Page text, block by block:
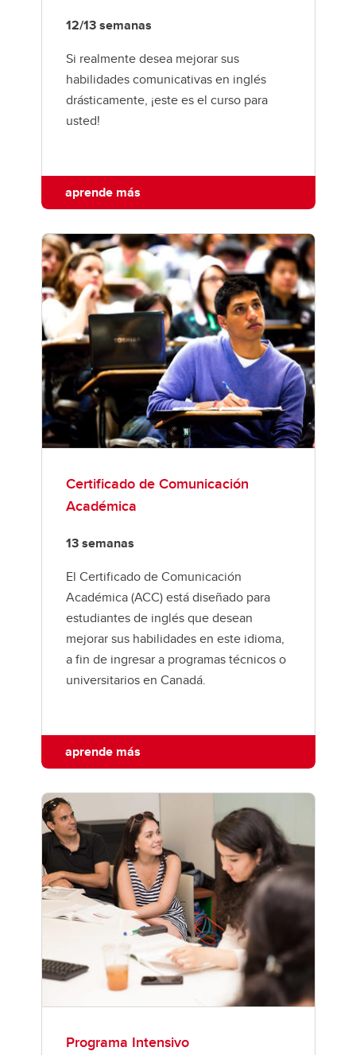
12/13 semanas
Si realmente desea mejorar sus
habilidades comunicativas en inglés
drásticamente, ¡este es el curso para
usted!
aprende más
Certificado de Comunicación
Académica
13 semanas
El Certificado de Comunicación
Académica (ACC) está diseñado para
estudiantes de inglés que desean
mejorar sus habilidades en este idioma,
a fin de ingresar a programas técnicos o
universitarios en Canadá.
aprende más
Programa Intensivo